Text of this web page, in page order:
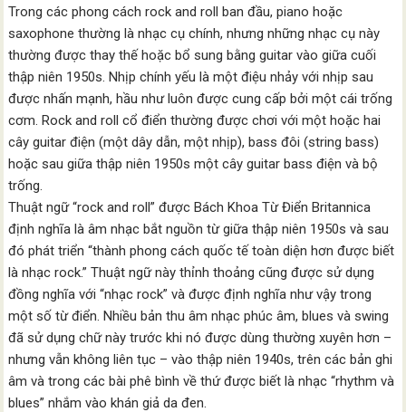
Trong các phong cách rock and roll ban đầu, piano hoặc
saxophone thường là nhạc cụ chính, nhưng những nhạc cụ này
thường được thay thế hoặc bổ sung bằng guitar vào giữa cuối
thập niên 1950s. Nhịp chính yếu là một điệu nhảy với nhịp sau
được nhấn mạnh, hầu như luôn được cung cấp bởi một cái trống
cơm. Rock and roll cổ điển thường được chơi với một hoặc hai
cây guitar điện (một dây dẫn, một nhịp), bass đôi (string bass)
hoặc sau giữa thập niên 1950s một cây guitar bass điện và bộ
trống.
Thuật ngữ “rock and roll” được Bách Khoa Từ Điển Britannica
định nghĩa là âm nhạc bắt nguồn từ giữa thập niên 1950s và sau
đó phát triển “thành phong cách quốc tế toàn diện hơn được biết
là nhạc rock.” Thuật ngữ này thỉnh thoảng cũng được sử dụng
đồng nghĩa với “nhạc rock” và được định nghĩa như vậy trong
một số từ điển. Nhiều bản thu âm nhạc phúc âm, blues và swing
đã sử dụng chữ này trước khi nó được dùng thường xuyên hơn –
nhưng vẫn không liên tục – vào thập niên 1940s, trên các bản ghi
âm và trong các bài phê bình về thứ được biết là nhạc “rhythm và
blues” nhắm vào khán giả da đen.